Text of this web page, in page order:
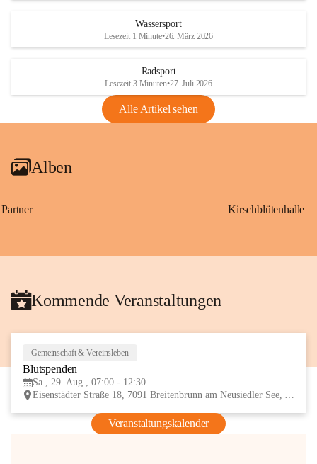
Anhang VBl. EU Nr. 18
1 Seite•1,4 MB
VBl. EU Nr. 18_2026
Wassersport
Lesezeit 1 Minute•26. März 2026
Radsport
Lesezeit 3 Minuten•27. Juli 2026
Alle Artikel sehen
Alben
Partner Kirschblütenhalle
Kommende Veranstaltungen
Gemeinschaft & Vereinsleben
Blutspenden
Sa., 29. Aug., 07:00 - 12:30
Eisenstädter Straße 18, 7091 Breitenbrunn am Neusiedler See, AUT
Veranstaltungskalender